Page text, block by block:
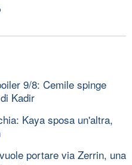
9/8: Cemile spinge
Kadir
Kaya sposa un'altra,
portare via Zerrin, una